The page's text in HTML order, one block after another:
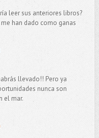
leer sus anteriores libros?
han dado como ganas
llevado!! Pero ya
nunca son
el mar.